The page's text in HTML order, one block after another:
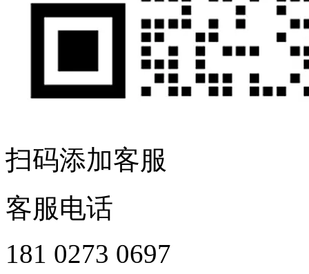
扫码添加客服
客服电话
181 0273 0697